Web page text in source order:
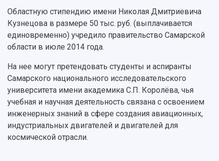
Персоналии
Сотрудники и преподаватели
Заслуженные деятели
Структура университета
Институты и факультеты
Кафедры
Научные подразделения
Отделы и службы
Общественные организации
Институт искусственного интеллекта
Инжиниринговый центр
Мультимедиа
Подкасты
Профессорско-преподавательский состав
Расписание занятий
Стипендии
Тестирование иностранных граждан на
знание русского языка, истории России и
основ законодательства РФ
Платные образовательные услуги
Скидки на обучение
Справочные материалы
Научная инфраструктура
Научно-исследовательские подразделения
Структурная схема управления научно-
исследовательской деятельностью
Материальная база
Подразделения научного обслуживания
Организационные документы
Результаты научно-исследовательской
деятельности
Научно-технические разработки
Областную стипендию имени Николая Дмитриевича
Кузнецова в размере 50 тыс. руб. (выплачивается
единовременно) учредило правительство Самарской
области в июле 2014 года.
На нее могут претендовать студенты и аспиранты
Самарского национального исследовательского
университета имени академика С.П. Королёва, чья
учебная и научная деятельность связана с освоением
инженерных знаний в сфере создания авиационных,
индустриальных двигателей и двигателей для
космической отрасли.